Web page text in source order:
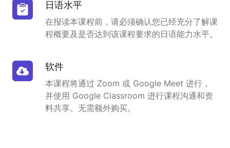
日语水平
在报读本课程前，请必须确认您已经充分了解课
程概要及是否达到该课程要求的日语能力水平。
软件
本课程将通过 Zoom 或 Google Meet 进行，
并使用 Google Classroom 进行课程沟通和资
料共享。无需额外购买。